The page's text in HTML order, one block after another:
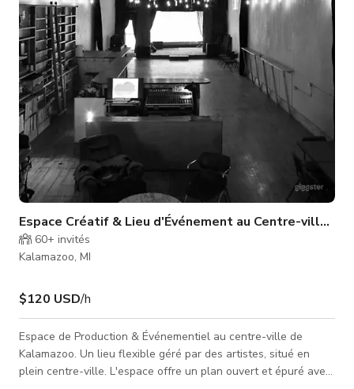
chêne et érable, plafonds de 9 pieds, moulures
personnalisées partout, plusieurs
Espace Créatif & Lieu d'Événement au Centre-ville de
60+ invités
Kalamazoo, MI
$120 USD/h
Espace de Production & Événementiel au centre-ville de
Kalamazoo. Un lieu flexible géré par des artistes, situé en
plein centre-ville. L'espace offre un plan ouvert et épuré avec